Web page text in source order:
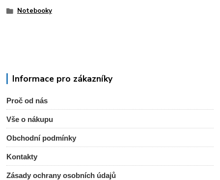
Notebooky
Informace pro zákazníky
Proč od nás
Vše o nákupu
Obchodní podmínky
Kontakty
Zásady ochrany osobních údajů